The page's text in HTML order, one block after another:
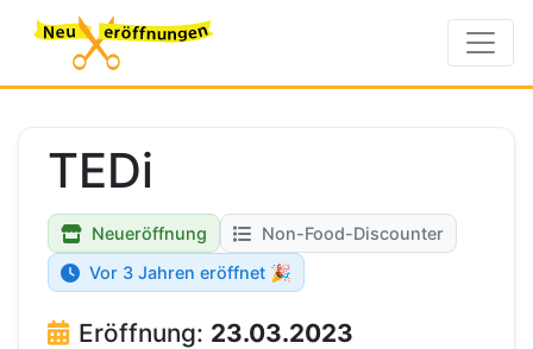
TEDi
Neueröffnung
Non-Food-Discounter
Vor 3 Jahren eröffnet 🎉
Eröffnung: 23.03.2023